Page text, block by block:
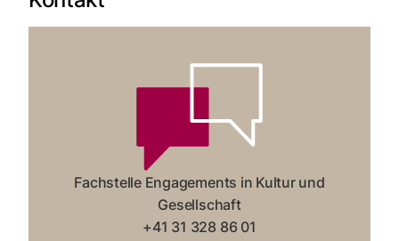
Fachstelle Engagements in Kultur und
Gesellschaft
+41 31 328 86 01